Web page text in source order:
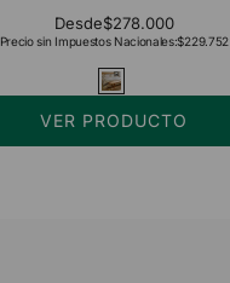
Desde$278.000
Precio sin Impuestos Nacionales:$229.752
VER PRODUCTO